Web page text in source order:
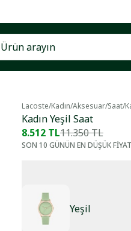
Lacoste/Kadın/Aksesuar/Saat/
Kadın Yeşil Saat
8.512 TL11.350 TL
SON 10 GÜNÜN EN DÜŞÜK
Yeşil